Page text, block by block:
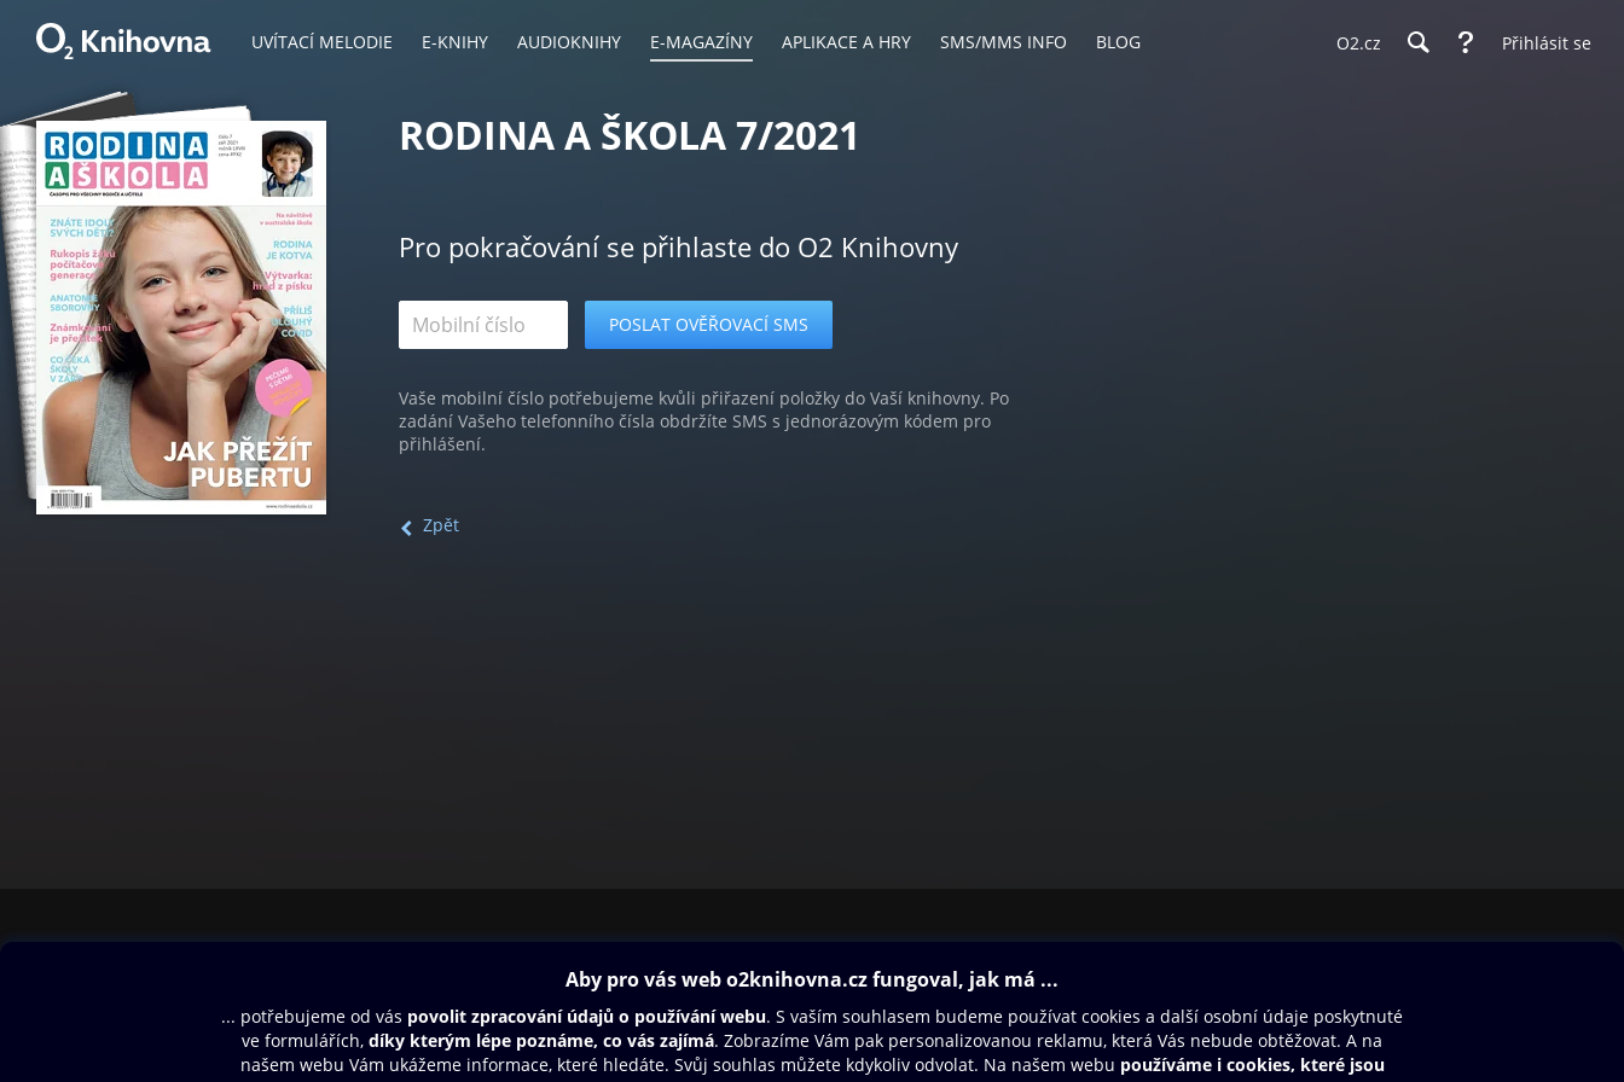
UVÍTACÍ MELODIE E-KNIHY AUDIOKNIHY E-MAGAZÍNY APLIKACE A HRY SMS/MMS INFO BLOG O2.cz Přihlásit se
RODINA A ŠKOLA 7/2021
Pro pokračování se přihlaste do O2 Knihovny
Vaše mobilní číslo potřebujeme kvůli přiřazení položky do Vaší knihovny. Po
zadání Vašeho telefonního čísla obdržíte SMS s jednorázovým kódem pro
přihlášení.
Zpět
Aplikace a hry
SMS/MMS Info
Blog
Dárkový poukaz
Nápověda
Oneplay Originály
Sport